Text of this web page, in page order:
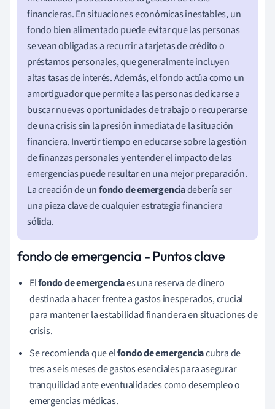
financieras. En situaciones económicas inestables, un
fondo bien alimentado puede evitar que las personas
se vean obligadas a recurrir a tarjetas de crédito o
préstamos personales, que generalmente incluyen
altas tasas de interés. Además, el fondo actúa como un
amortiguador que permite a las personas dedicarse a
buscar nuevas oportunidades de trabajo o recuperarse
de una crisis sin la presión inmediata de la situación
financiera. Invertir tiempo en educarse sobre la gestión
de finanzas personales y entender el impacto de las
emergencias puede resultar en una mejor preparación.
La creación de unfondo de emergenciadebería ser
una pieza clave de cualquier estrategia financiera
sólida.
fondo de emergencia - Puntos clave
Elfondo de emergenciaes una reserva de dinero
destinada a hacer frente a gastos inesperados, crucial
para mantener la estabilidad financiera en situaciones de
crisis.
Se recomienda que elfondo de emergenciacubra de
tres a seis meses de gastos esenciales para asegurar
tranquilidad ante eventualidades como desempleo o
emergencias médicas.